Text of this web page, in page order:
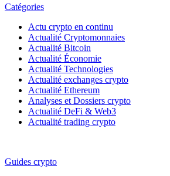
Catégories
Actu crypto en continu
Actualité Cryptomonnaies
Actualité Bitcoin
Actualité Économie
Actualité Technologies
Actualité exchanges crypto
Actualité Ethereum
Analyses et Dossiers crypto
Actualité DeFi & Web3
Actualité trading crypto
Guides crypto